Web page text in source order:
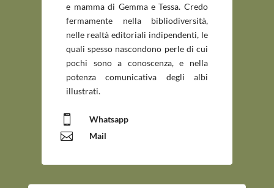
e mamma di Gemma e Tessa. Credo
fermamente nella bibliodiversità,
nelle realtà editoriali indipendenti, le
quali spesso nascondono perle di cui
pochi sono a conoscenza, e nella
potenza comunicativa degli albi
illustrati.
 Whatsapp
 Mail